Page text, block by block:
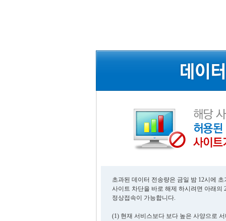
초과된 데이터 전송량은 금일 밤 12시에
사이트 차단을 바로 해제 하시려면 아래의
정상접속이 가능합니다.
(1) 현재 서비스보다 보다 높은 사양으로